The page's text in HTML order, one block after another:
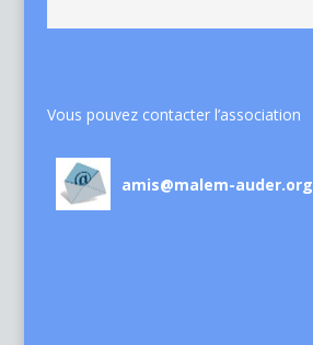
Vous pouvez contacter l’association
amis@malem-auder.org